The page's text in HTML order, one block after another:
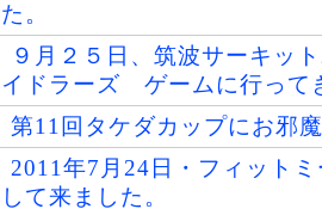
た。
９月２５日、筑波サーキッ
イドラーズ ゲームに行って
第11回タケダカップにお
2011年7月24日・フィット
して来ました。